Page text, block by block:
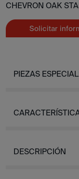
CHEVRON OAK
Solicitar
PIEZAS
DESCRIPCIÓN